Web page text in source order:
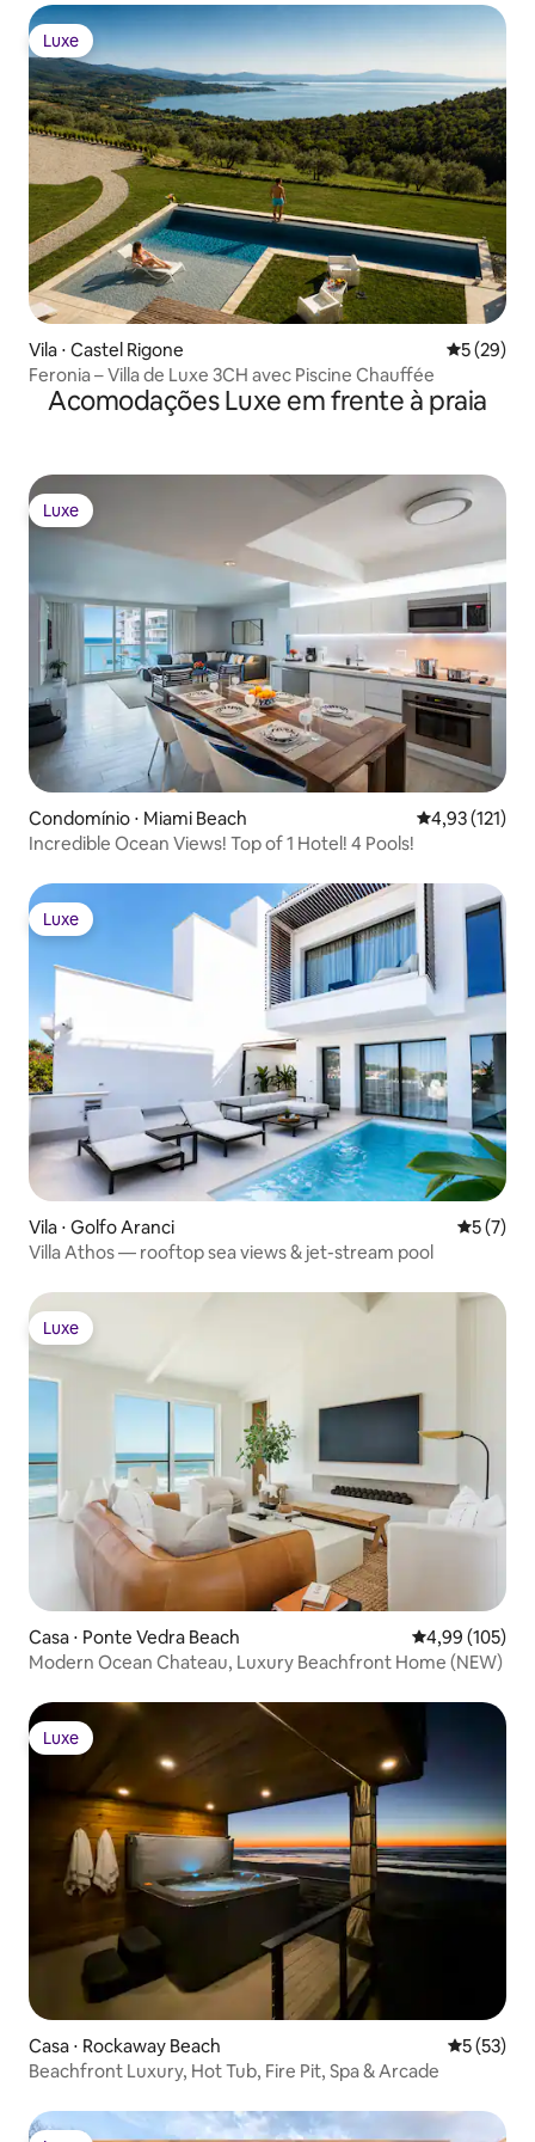
Luxe
Luxe
Vila ⋅ Castel Rigone 5 de uma
5 (29)
Feronia – Villa de Luxe 3CH avec Piscine Chauffée
Acomodações Luxe em frente à praia
Luxe
Luxe
Condomínio ⋅ Miami Beach 4,93 de uma
4,93 (121)
Incredible Ocean Views! Top of 1 Hotel! 4 Pools!
Luxe
Luxe
Vila ⋅ Golfo Aranci 5 de
5 (7)
Villa Athos — rooftop sea views & jet-stream pool
Luxe
Luxe
Casa ⋅ Ponte Vedra Beach 4,99 de uma
4,99 (105)
Modern Ocean Chateau, Luxury Beachfront Home (NEW)
Luxe
Luxe
Casa ⋅ Rockaway Beach 5 de uma
5 (53)
Beachfront Luxury, Hot Tub, Fire Pit, Spa & Arcade